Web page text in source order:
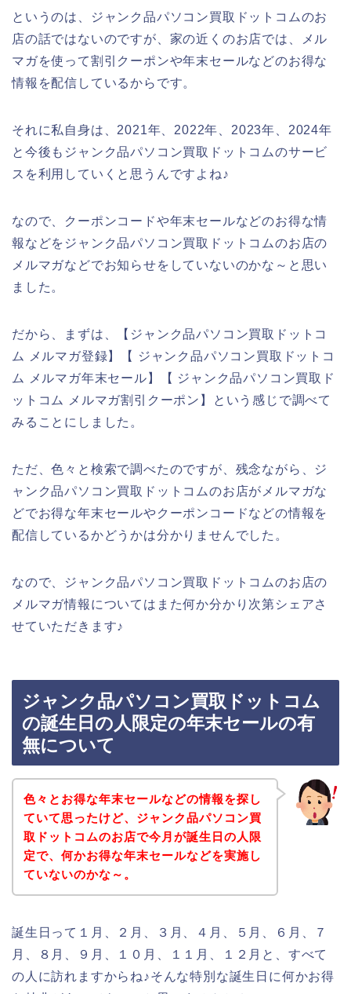
というのは、ジャンク品パソコン買取ドットコムのお
店の話ではないのですが、家の近くのお店では、メル
マガを使って割引クーポンや年末セールなどのお得な
情報を配信しているからです。
それに私自身は、2021年、2022年、2023年、2024年
と今後もジャンク品パソコン買取ドットコムのサービ
スを利用していくと思うんですよね♪
なので、クーポンコードや年末セールなどのお得な情
報などをジャンク品パソコン買取ドットコムのお店の
メルマガなどでお知らせをしていないのかな～と思い
ました。
だから、まずは、【ジャンク品パソコン買取ドットコ
ム メルマガ登録】【 ジャンク品パソコン買取ドットコ
ム メルマガ年末セール】【 ジャンク品パソコン買取ド
ットコム メルマガ割引クーポン】という感じで調べて
みることにしました。
ただ、色々と検索で調べたのですが、残念ながら、ジ
ャンク品パソコン買取ドットコムのお店がメルマガな
どでお得な年末セールやクーポンコードなどの情報を
配信しているかどうかは分かりませんでした。
なので、ジャンク品パソコン買取ドットコムのお店の
メルマガ情報についてはまた何か分かり次第シェアさ
せていただきます♪
ジャンク品パソコン買取ドットコム
の誕生日の人限定の年末セールの有
無について
色々とお得な年末セールなどの情報を探し
ていて思ったけど、ジャンク品パソコン買
取ドットコムのお店で今月が誕生日の人限
定で、何かお得な年末セールなどを実施し
ていないのかな～。
誕生日って１月、２月、３月、４月、５月、６月、７
月、８月、９月、１０月、１１月、１２月と、すべて
の人に訪れますからね♪そんな特別な誕生日に何かお得